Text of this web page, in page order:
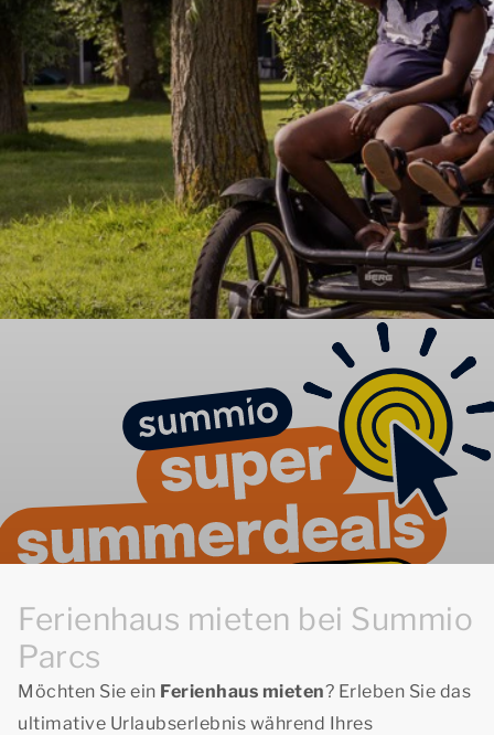
Ferienhaus mieten bei Summio
Parcs
Möchten Sie ein Ferienhaus mieten? Erleben Sie das
ultimative Urlaubserlebnis während Ihres